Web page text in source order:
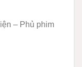
– Phủ phim